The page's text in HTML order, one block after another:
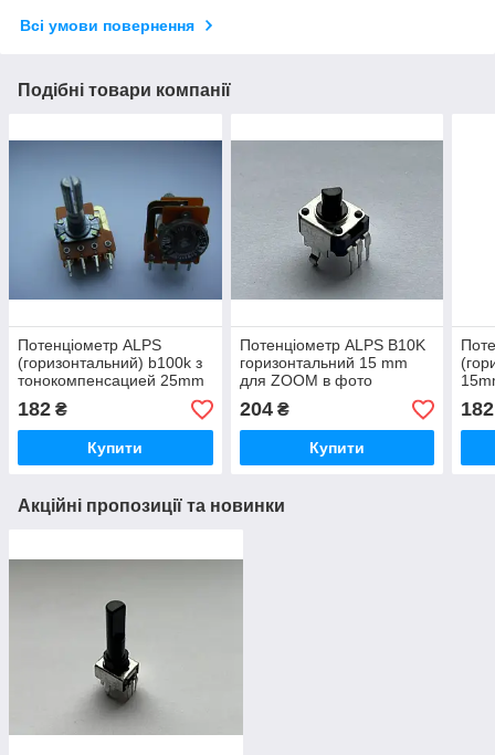
Всі умови повернення
Подібні товари компанії
Потенціометр ALPS
(горизонтальний) b100k з
тонокомпенсацией 25mm
для пультів,
182 ₴
Купити
Потенціометр ALPS B10K
горизонтальний 15 mm
для ZOOM в фото
відеотехніці
204₴
Купити
182
Акційні пропозиції та новинки